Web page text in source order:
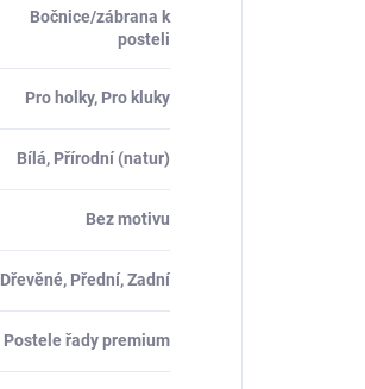
Bočnice/zábrana k
posteli
Pro holky, Pro kluky
Bílá, Přírodní (natur)
Bez motivu
Dřevěné, Přední, Zadní
Postele řady premium